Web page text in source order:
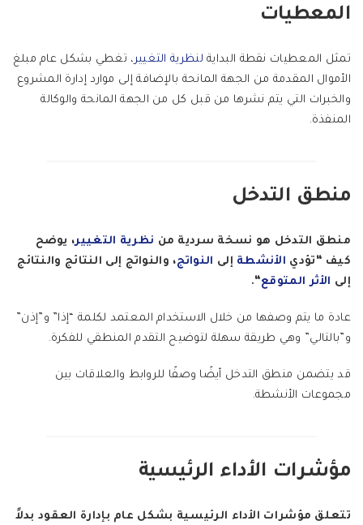
المعطيات
تمثل المعطيات نقطة البدايةلنظرية التغيير، تغطي بشكل عام مبلغ
الأموال المقدمة من الجهة المانحة بالإضافة إلى موارد إدارة المشروع
والخبرات التي يتم نشرها من قبل كل من الجهة المانحة والوكالة
المنفذة.
منطق التدخل
منطق التدخل هو نسخة سردية من نظرية التغيير، يوضح
كيف “تؤدي الأنشطة إلى النواتج، والنواتج إلى النتائج والنتائج
إلى الأثر المتوقع“.
عادة ما يتم وصفها من خلال الاستخدام المعتمد لكلمة “إذا” و”إذن”
و”بالتالي” وهي طريقة سهلة لتوضيح التقدم المنطقي للفكرة.
قد يتضمن منطق التدخل أيضًا وصفًا للروابط والعلاقات بين
مجموعات الأنشطة.
مؤشرات الأداء الرئيسية
تتعلق مؤشرات الأداء الرئيسية بشكل عام بإدارة العقود بدلاً